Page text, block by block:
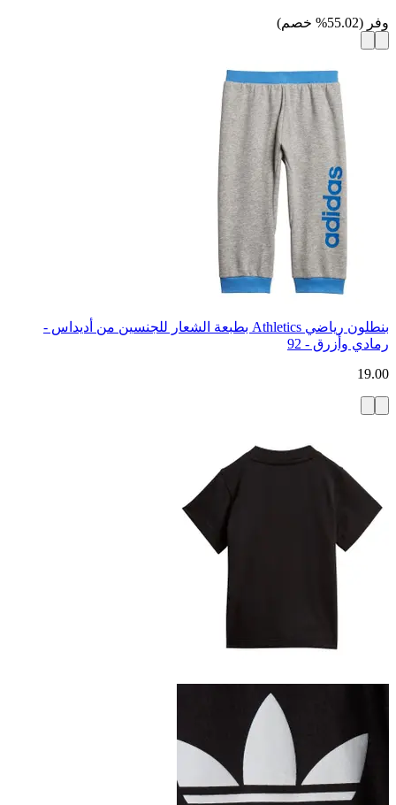
وفر (
55.02
% خصم)
بنطلون رياضي Athletics بطبعة الشعار للجنسين من أديداس -
رمادي وأزرق - 92
19.00